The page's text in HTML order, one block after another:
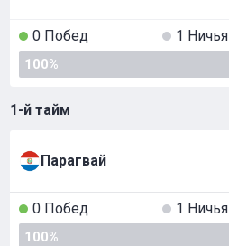
0 Побед 1 Ничья
100%
1-й тайм
Парагвай
0 Побед 1 Ничья
100%